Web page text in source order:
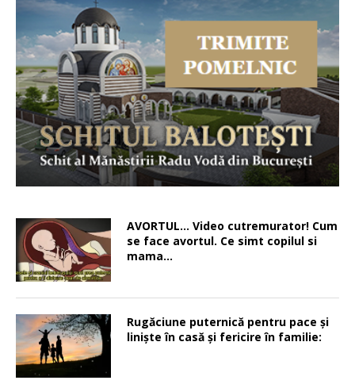
AVORTUL… Video cutremurator! Cum
se face avortul. Ce simt copilul si
mama…
Rugăciune puternică pentru pace şi
linişte în casă şi fericire în familie: